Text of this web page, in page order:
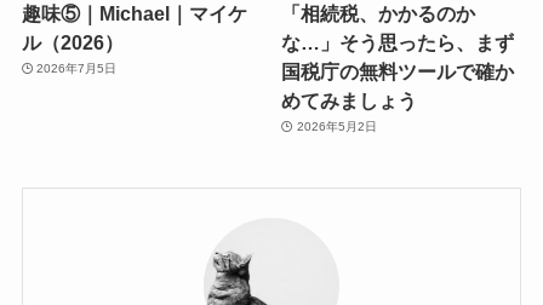
趣味⑤｜Michael｜マイケ
ル（2026）
2026年7月5日
「相続税、かかるのか
な…」そう思ったら、まず
国税庁の無料ツールで確か
めてみましょう
2026年5月2日